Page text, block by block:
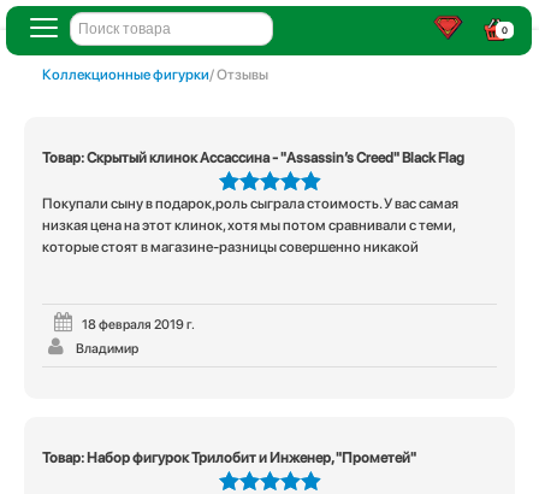
0
Коллекционные фигурки/ Отзывы
Товар: Скрытый клинок Ассассина - "Assassin’s Creed" Black Flag
5из 5
Покупали сыну в подарок,роль сыграла стоимость. У вас самая
низкая цена на этот клинок, хотя мы потом сравнивали с теми,
которые стоят в магазине-разницы совершенно никакой
18 февраля 2019 г.
Владимир
Товар: Набор фигурок Трилобит и Инженер, "Прометей"